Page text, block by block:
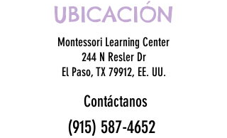
UBICACIÓN
Montessori Learning Center
244 N Resler Dr
El Paso, TX 79912, EE. UU.
Contáctanos
(915) 587-4652